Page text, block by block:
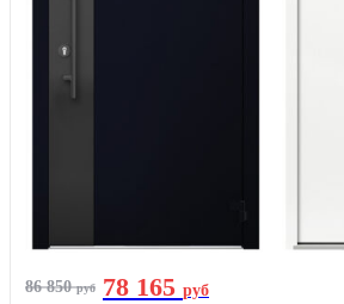
86 850руб 78 165 руб